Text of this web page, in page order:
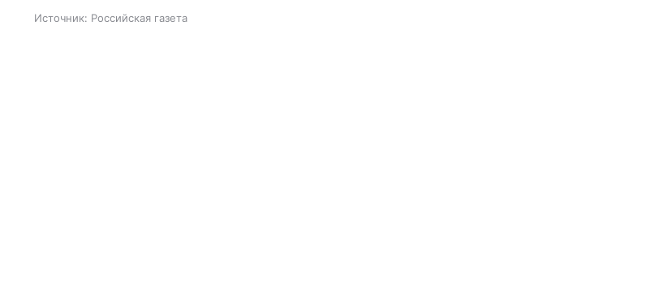
Источник: Российская газета